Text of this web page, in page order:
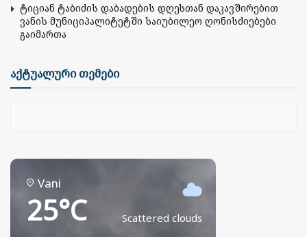
ტიციან ტაბიძის დაბადების დღესთან დაკავშირებით
ვანის მუნიციპალიტეტში საიუბილეო ღონისძიებები
გაიმართა
აქტუალური თემები
Vani
25°C Scattered clouds